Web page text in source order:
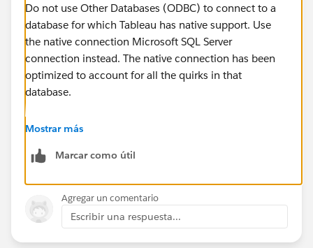
Do not use Other Databases (ODBC) to connect to a
database for which Tableau has native support. Use
the native connection Microsoft SQL Server
connection instead. The native connection has been
optimized to account for all the quirks in that
database.
Dan
Mostrar más
Marcar como útil
Agregar un comentario
Escribir una respuesta...